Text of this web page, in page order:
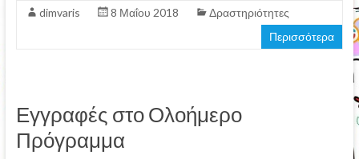
dimvaris 8 Μαΐου 2018
Δραστηριότητες
Περισσότερα
Εγγραφές στο Ολοήμερο
Πρόγραμμα